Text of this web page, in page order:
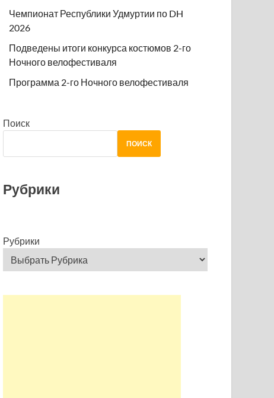
Чемпионат Республики Удмуртии по DH
2026
Подведены итоги конкурса костюмов 2-го
Ночного велофестиваля
Программа 2-го Ночного велофестиваля
Поиск
ПОИСК
Рубрики
Рубрики